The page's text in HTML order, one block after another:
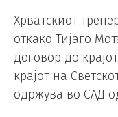
Хрватскиот
откако Тијаго
договор до
крајот на
одржува во САД